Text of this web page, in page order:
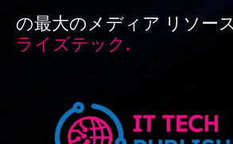
の最大のメディア リソース
ライズテック.